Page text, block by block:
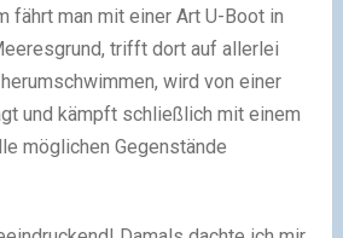
fährt man mit einer Art U-Boot in
trifft dort auf allerlei
wird von einer
und kämpft schließlich mit einem
möglichen Gegenstände